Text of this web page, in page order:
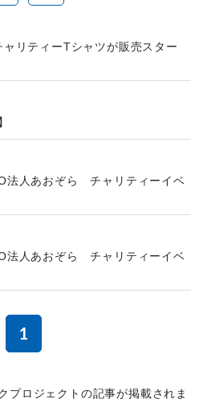
ャリティーTシャツが販売スター
法人あおぞら チャリティーイベ
法人あおぞら チャリティーイベ
1
プロジェクトの記事が掲載されま